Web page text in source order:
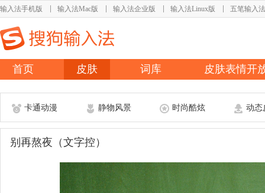
输入法手机版 输入法Mac版 输入法企业版 输入法Linux版 五笔输入法
首页 皮肤 词库 皮肤表情开
卡通动漫 静物风景 时尚酷炫 动态
别再熬夜（文字控）